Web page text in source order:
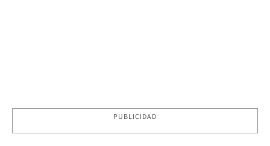
PUBLICIDAD